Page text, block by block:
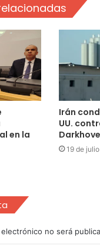
en la
Irán
UU.
19 de
no será